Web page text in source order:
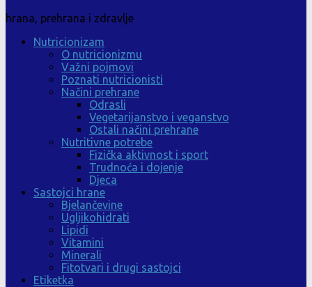
hrana, prehrana i zdravlje
Nutricionizam
O nutricionizmu
Važni pojmovi
Poznati nutricionisti
Načini prehrane
Odrasli
Vegetarijanstvo i veganstvo
Ostali načini prehrane
Nutritivne potrebe
Fizička aktivnost i sport
Trudnoća i dojenje
Djeca
Sastojci hrane
Bjelančevine
Ugljikohidrati
Lipidi
Vitamini
Minerali
Fitotvari i drugi sastojci
Etiketka